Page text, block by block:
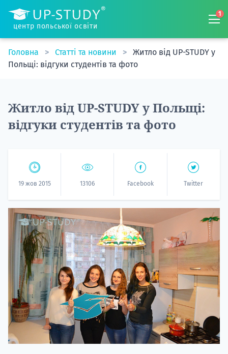
центр польської освіти
1
Головна Статті та новини
Житло від UP-STUDY у
Польщі: відгуки студентів та фото
Житло від UP-STUDY у Польщі:
відгуки студентів та фото
19 жов 2015 13106 Facebook Twitter
20.09
"Навчання